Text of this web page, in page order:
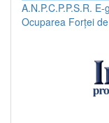
A.N.P.C.P.P.S.R. E-
Ocuparea Forței